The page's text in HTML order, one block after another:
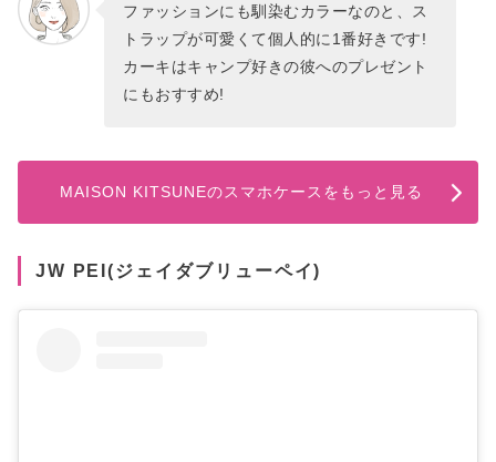
ファッションにも馴染むカラーなのと、ス
トラップが可愛くて個人的に1番好きです!
カーキはキャンプ好きの彼へのプレゼント
にもおすすめ!
MAISON KITSUNEのスマホケースをもっと見る
JW PEI(ジェイダブリューペイ)